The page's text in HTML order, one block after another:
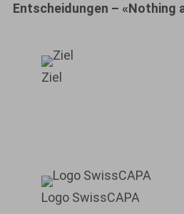
Entscheidungen – «Nothing
Ziel
Logo SwissCAPA